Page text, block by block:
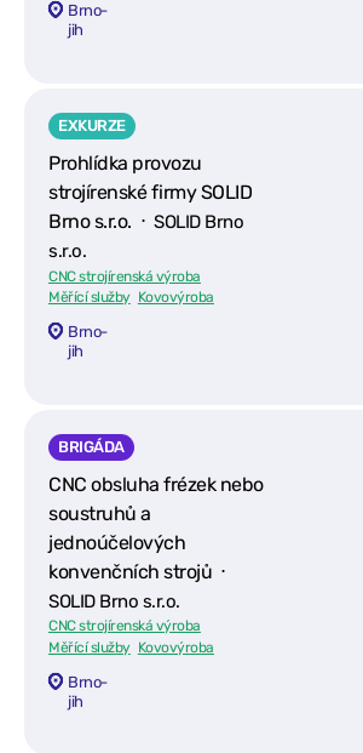
Brno-
jih
EXKURZE
Prohlídka provozu
strojírenské firmy SOLID
Brno s.r.o. ⋅SOLID Brno
s.r.o.
CNC strojírenská výroba
Měřící služby Kovovýroba
Brno-
jih
BRIGÁDA
CNC obsluha frézek nebo
soustruhů a
jednoúčelových
konvenčních strojů ⋅
SOLID Brno s.r.o.
CNC strojírenská výroba
Měřící služby Kovovýroba
Brno-
jih